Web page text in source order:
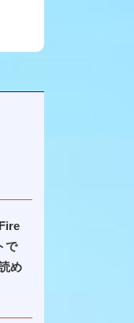
で
め